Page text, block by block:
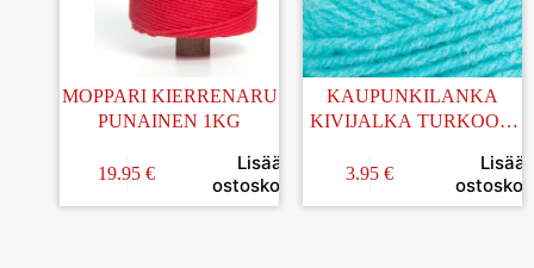
MOPPARI KIERRENARU
PUNAINEN 1KG
19.95 €
Lisää
ostoskoriin
KAUPUNKILANKA
KIVIJALKA TURKOOSI
3.95 €
Lisää